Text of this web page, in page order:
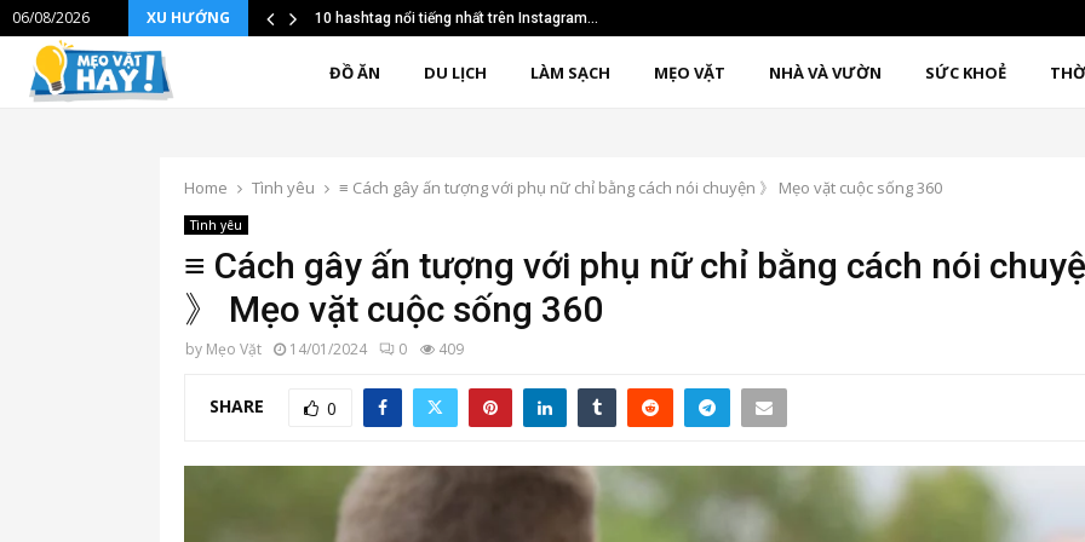
06/08/2026 XU HƯỚNG 10 hashtag nổi tiếng nhất trên Instagram…
ĐỒ ĂN DU LỊCH LÀM SẠCH MẸO VẶT NHÀ VÀ VƯỜN SỨC KHOẺ
Home Tình yêu ≡ Cách gây ấn tượng với phụ nữ chỉ bằng cách nói chuyện 》 Mẹo vặt cuộc sống 360
Tình yêu
≡ Cách gây ấn tượng với phụ nữ chỉ bằng cách nói
》 Mẹo vặt cuộc sống 360
by Mẹo Vặt 14/01/2024 0 409
SHARE 0